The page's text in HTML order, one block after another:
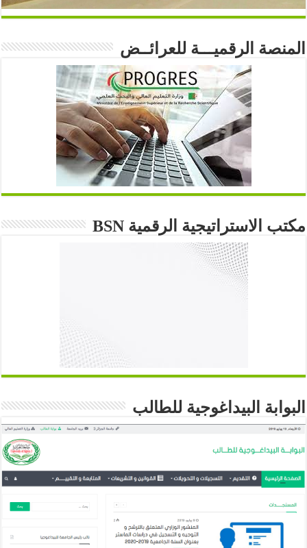
المنصة الرقميـــة للعرائــض
مكتب الاستراتيجية الرقمية BSN
البوابة البيداغوجية للطالب